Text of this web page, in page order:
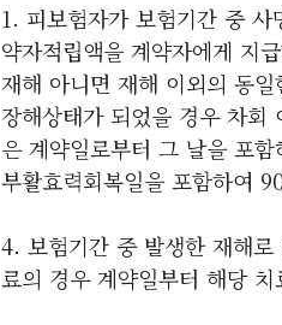
1. 피보험자가 보험기간 중
약자적립액을 계약자에게 지
재해 아니면 재해 이외의 동
장해상태가 되었을 경우 차회
은 계약일로부터 그 날을 포
부활효력회복일을 포함하여
4. 보험기간 중 발생한 재해
료의 경우 계약일부터 해당